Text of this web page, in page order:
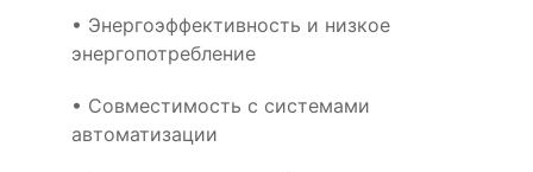
• Энергоэффективность и низкое
энергопотребление
• Совместимость с системами
автоматизации